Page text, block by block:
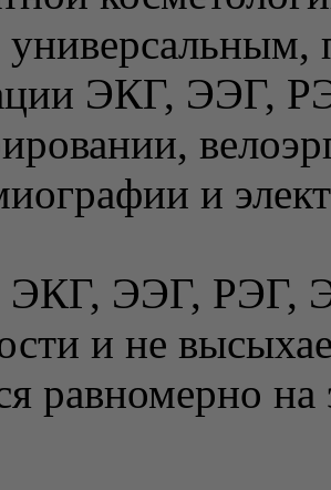
универсальным,
ЭКГ, ЭЭГ,
и
ЭКГ, ЭЭГ, РЭГ,
и не
равномерно